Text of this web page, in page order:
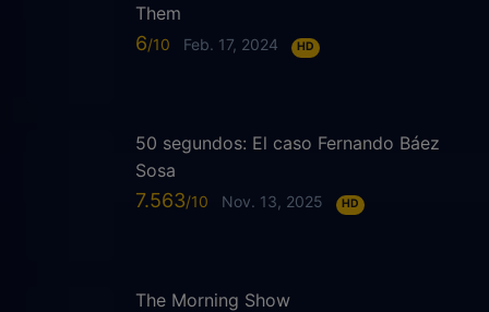
Them
6 Feb. 17, 2024 HD
50 segundos: El caso Fernando Báez
Sosa
7.563 Nov. 13, 2025 HD
The Morning Show